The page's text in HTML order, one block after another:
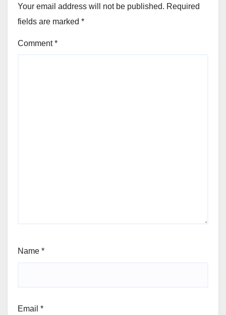
Your email address will not be published. Required
fields are marked *
Comment*
Name *
Email *